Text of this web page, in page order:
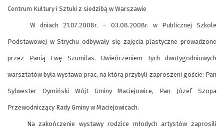
Centrum Kultury i Sztuki z siedzibą w Warszawie
W dniach 21.07.2008r. – 03.08.2008r. w Publicznej Szkole
Podstawowej w Strychu odbywały się zajęcia plastyczne prowadzone
przez Panią Ewę Szumilas. Uwieńczeniem tych dwutygodniowych
warsztatów była wystawa prac, na którą przybyli zaproszeni goście: Pan
Sylwester Dymiński Wójt Gminy Maciejowice, Pan Józef Szopa
Przewodniczący Rady Gminy w Maciejowicach.
Na zakończenie wystawy rodzice młodych artystów zaprosili